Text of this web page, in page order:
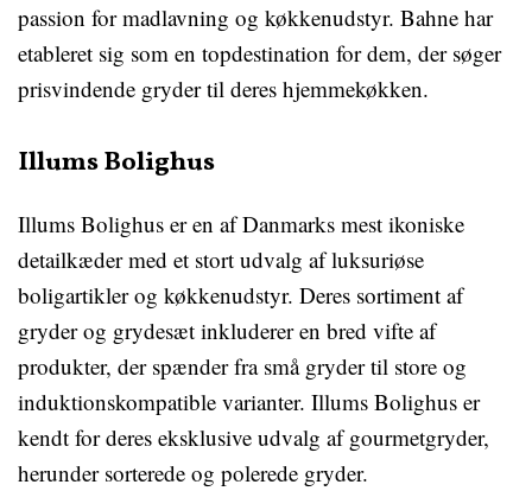
passion for madlavning og køkkenudstyr. Bahne har
etableret sig som en topdestination for dem, der søger
prisvindende gryder til deres hjemmekøkken.
Illums Bolighus
Illums Bolighus er en af Danmarks mest ikoniske
detailkæder med et stort udvalg af luksuriøse
boligartikler og køkkenudstyr. Deres sortiment af
gryder og grydesæt inkluderer en bred vifte af
produkter, der spænder fra små gryder til store og
induktionskompatible varianter. Illums Bolighus er
kendt for deres eksklusive udvalg af gourmetgryder,
herunder sorterede og polerede gryder.